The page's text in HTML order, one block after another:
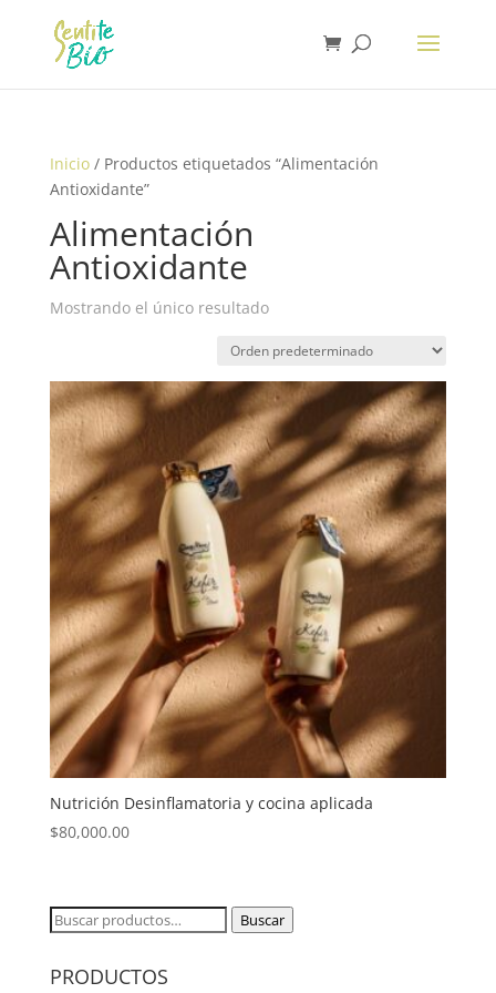
Inicio/ Productos etiquetados “Alimentación
Antioxidante”
Alimentación
Antioxidante
Mostrando el único resultado
Nutrición Desinflamatoria y cocina aplicada
$80,000.00
Buscar
Buscar
PRODUCTOS